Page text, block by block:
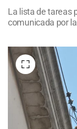
La lista de tareas
comunicada por